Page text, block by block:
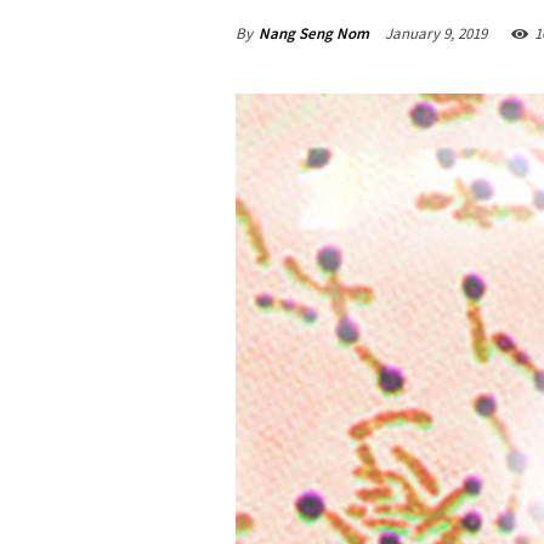
By Nang Seng Nom January 9, 2019